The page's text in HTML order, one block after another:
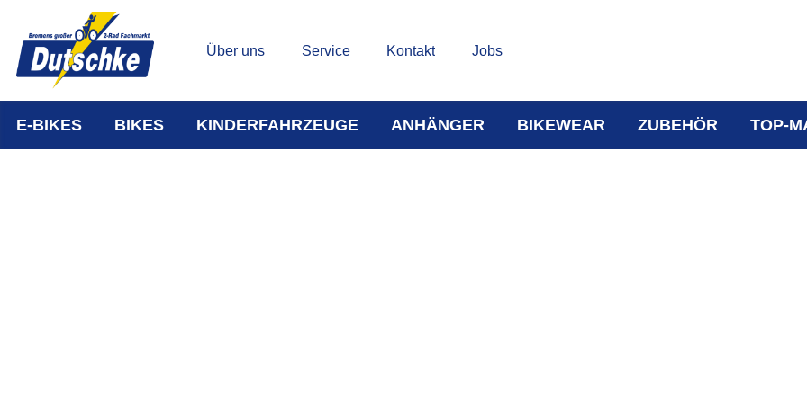
Über uns Service Kontakt Jobs
E-BIKES BIKES KINDERFAHRZEUGE ANHÄNGER BIKEWEAR ZUBEHÖR TOP-